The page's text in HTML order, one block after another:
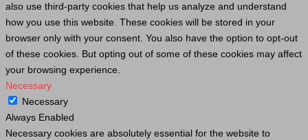
also use third-party cookies that help us analyze and understand
how you use this website. These cookies will be stored in your
browser only with your consent. You also have the option to opt-out
of these cookies. But opting out of some of these cookies may affect
your browsing experience.
Necessary
Necessary
Always Enabled
Necessary cookies are absolutely essential for the website to